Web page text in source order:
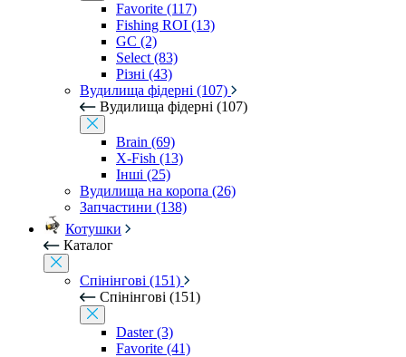
Favorite (117)
Fishing ROI (13)
GC (2)
Select (83)
Різні (43)
Вудилища фідерні (107)
Вудилища фідерні (107)
Brain (69)
X-Fish (13)
Інші (25)
Вудилища на коропа (26)
Запчастини (138)
Котушки
Каталог
Спінінгові (151)
Спінінгові (151)
Daster (3)
Favorite (41)